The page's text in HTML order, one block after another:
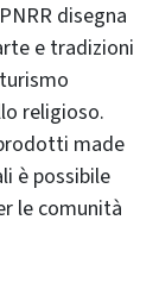
disegna
e tradizioni
religioso.
made
è possibile
le comunità